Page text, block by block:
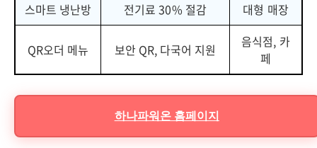
스마트 냉난방 전기료 30% 절감 대형 매장
QR오더 메뉴 보안 QR, 다국어 지원
음식점, 카
페
하나파워온 홈페이지